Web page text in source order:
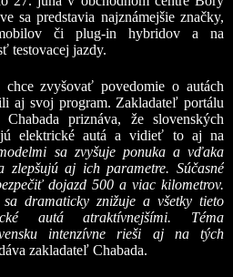
sa predstavia najznámejšie značky,
či plug-in hybridov a na
testovacej jazdy.
zvyšovať povedomie o autách
aj svoj program. Zakladateľ portálu
priznáva, že slovenských
elektrické autá a vidieť to aj na
sa zvyšuje ponuka a vďaka
zlepšujú aj ich parametre. Súčasné
dojazd 500 a viac kilometrov.
dramaticky znižuje a všetky tieto
autá atraktívnejšími. Téma
intenzívne rieši aj na tých
zakladateľ Chabada.